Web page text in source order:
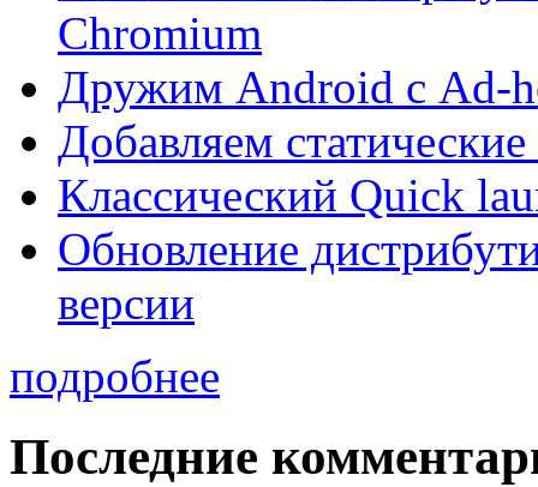
Chromium
Дружим Android с Ad-
Добавляем
Классический Quick
Обновление
версии
подробнее
Последние